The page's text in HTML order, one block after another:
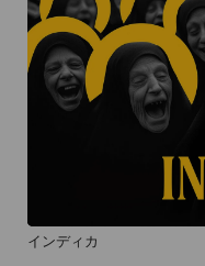
インディカ